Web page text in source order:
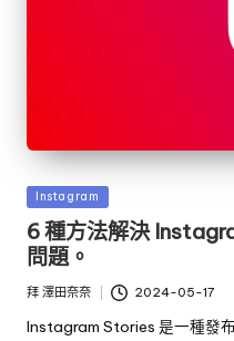
發
於
Instagram
6 種方法解決
問題。
發
者
拜 澤田奈奈 2024-05-17
Instagram Stories 是一種發